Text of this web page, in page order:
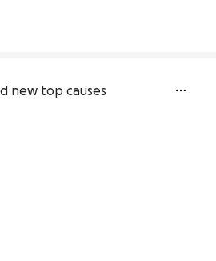
new top causes